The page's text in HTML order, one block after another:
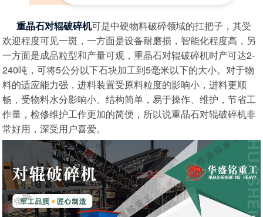
重晶石对辊破碎机可是中硬物料破碎领域的扛把子，其受
欢迎程度可见一斑，一方面是设备耐磨损，智能化程度高，另
一方面是成品粒型和产量可观，重晶石对辊破碎机时产可达2-
240吨，可将5公分以下石块加工到5毫米以下的大小。对于物
料的适应能力强，进料装置受原料粒度的影响小，进料更顺
畅，受物料水分影响小。结构简单，易于操作、维护，节省工
作量，检修维护工作更加的简便，所以说重晶石对辊破碎机非
常好用，深受用户喜爱。